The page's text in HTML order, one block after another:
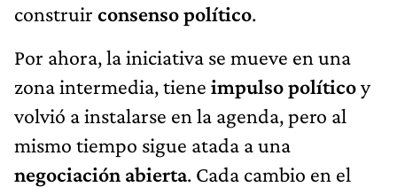
construir consenso político.
Por ahora, la iniciativa se mueve en una
zona intermedia, tiene impulso políticoy
volvió a instalarse en la agenda, pero al
mismo tiempo sigue atada a una
negociación abierta. Cada cambio en el